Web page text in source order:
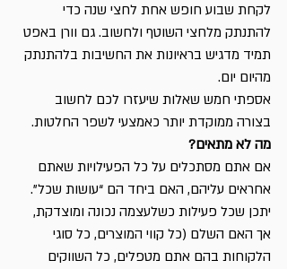
לקחת שבוע חופש אחת לחצי שנה כדי
להתנתק מלחצי השוטף ולחשוב. גם וורן באפט
תמיד מדגיש בראיונות את החשיבות בלהתנתק
מהיום יום.
אספתי חמש שאלות שיעזרו לכם לחשוב
בצורה ממוקדת יותר כאמצעי לשפר החלטות.
מה לא מתאים?
אם אתם מסתכלים על כל הפעילויות שאתם
אחראים עליהם, האם ביחד הם “עושות שכל”.
יתכן שכל פעילות כשלעצמה נכונה ומוצדקת,
אך האם השלם (כל קווי המוצרים, כל סוגי
הלקוחות בהם אתם מטפלים, כל השווקים